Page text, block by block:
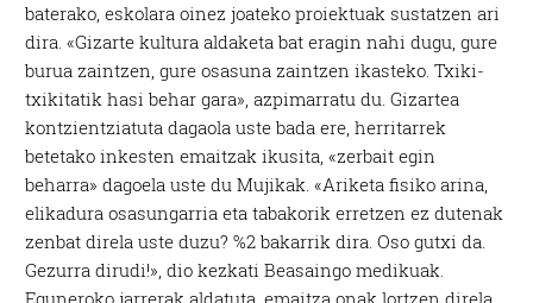
baterako, eskolara oinez joateko proiektuak sustatzen ari
dira. «Gizarte kultura aldaketa bat eragin nahi dugu, gure
burua zaintzen, gure osasuna zaintzen ikasteko. Txiki-
txikitatik hasi behar gara», azpimarratu du. Gizartea
kontzientziatuta dagaola uste bada ere, herritarrek
betetako inkesten emaitzak ikusita, «zerbait egin
beharra» dagoela uste du Mujikak. «Ariketa fisiko arina,
elikadura osasungarria eta tabakorik erretzen ez dutenak
zenbat direla uste duzu? %2 bakarrik dira. Oso gutxi da.
Gezurra dirudi!», dio kezkati Beasaingo medikuak.